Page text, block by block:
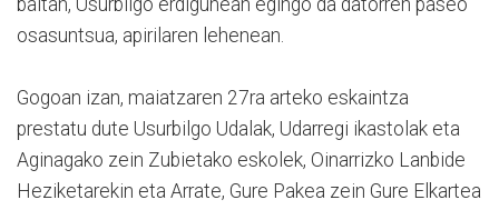
baitan, Usurbilgo erdigunean egingo da datorren paseo
osasuntsua, apirilaren lehenean.
Gogoan izan, maiatzaren 27ra arteko eskaintza
prestatu dute Usurbilgo Udalak, Udarregi ikastolak eta
Aginagako zein Zubietako eskolek, Oinarrizko Lanbide
Heziketarekin eta Arrate, Gure Pakea zein Gure Elkartea